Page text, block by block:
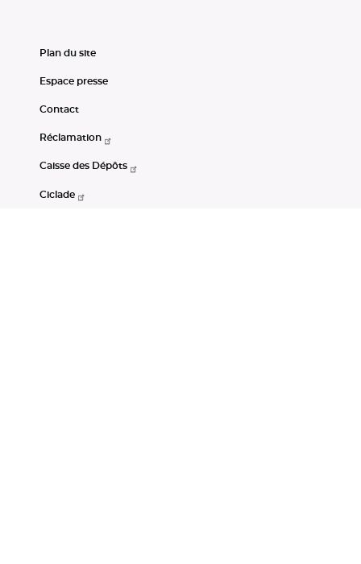
Plan du site
Espace presse
Contact
Réclamation
Caisse des Dépôts
Ciclade